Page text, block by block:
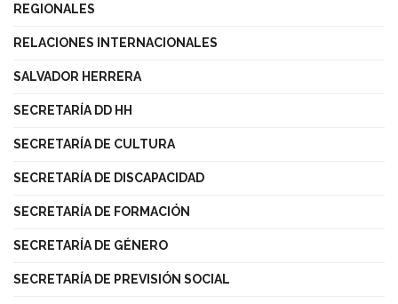
REGIONALES
RELACIONES INTERNACIONALES
SALVADOR HERRERA
SECRETARÍA DD HH
SECRETARÍA DE CULTURA
SECRETARÍA DE DISCAPACIDAD
SECRETARÍA DE FORMACIÓN
SECRETARÍA DE GÉNERO
SECRETARÍA DE PREVISIÓN SOCIAL